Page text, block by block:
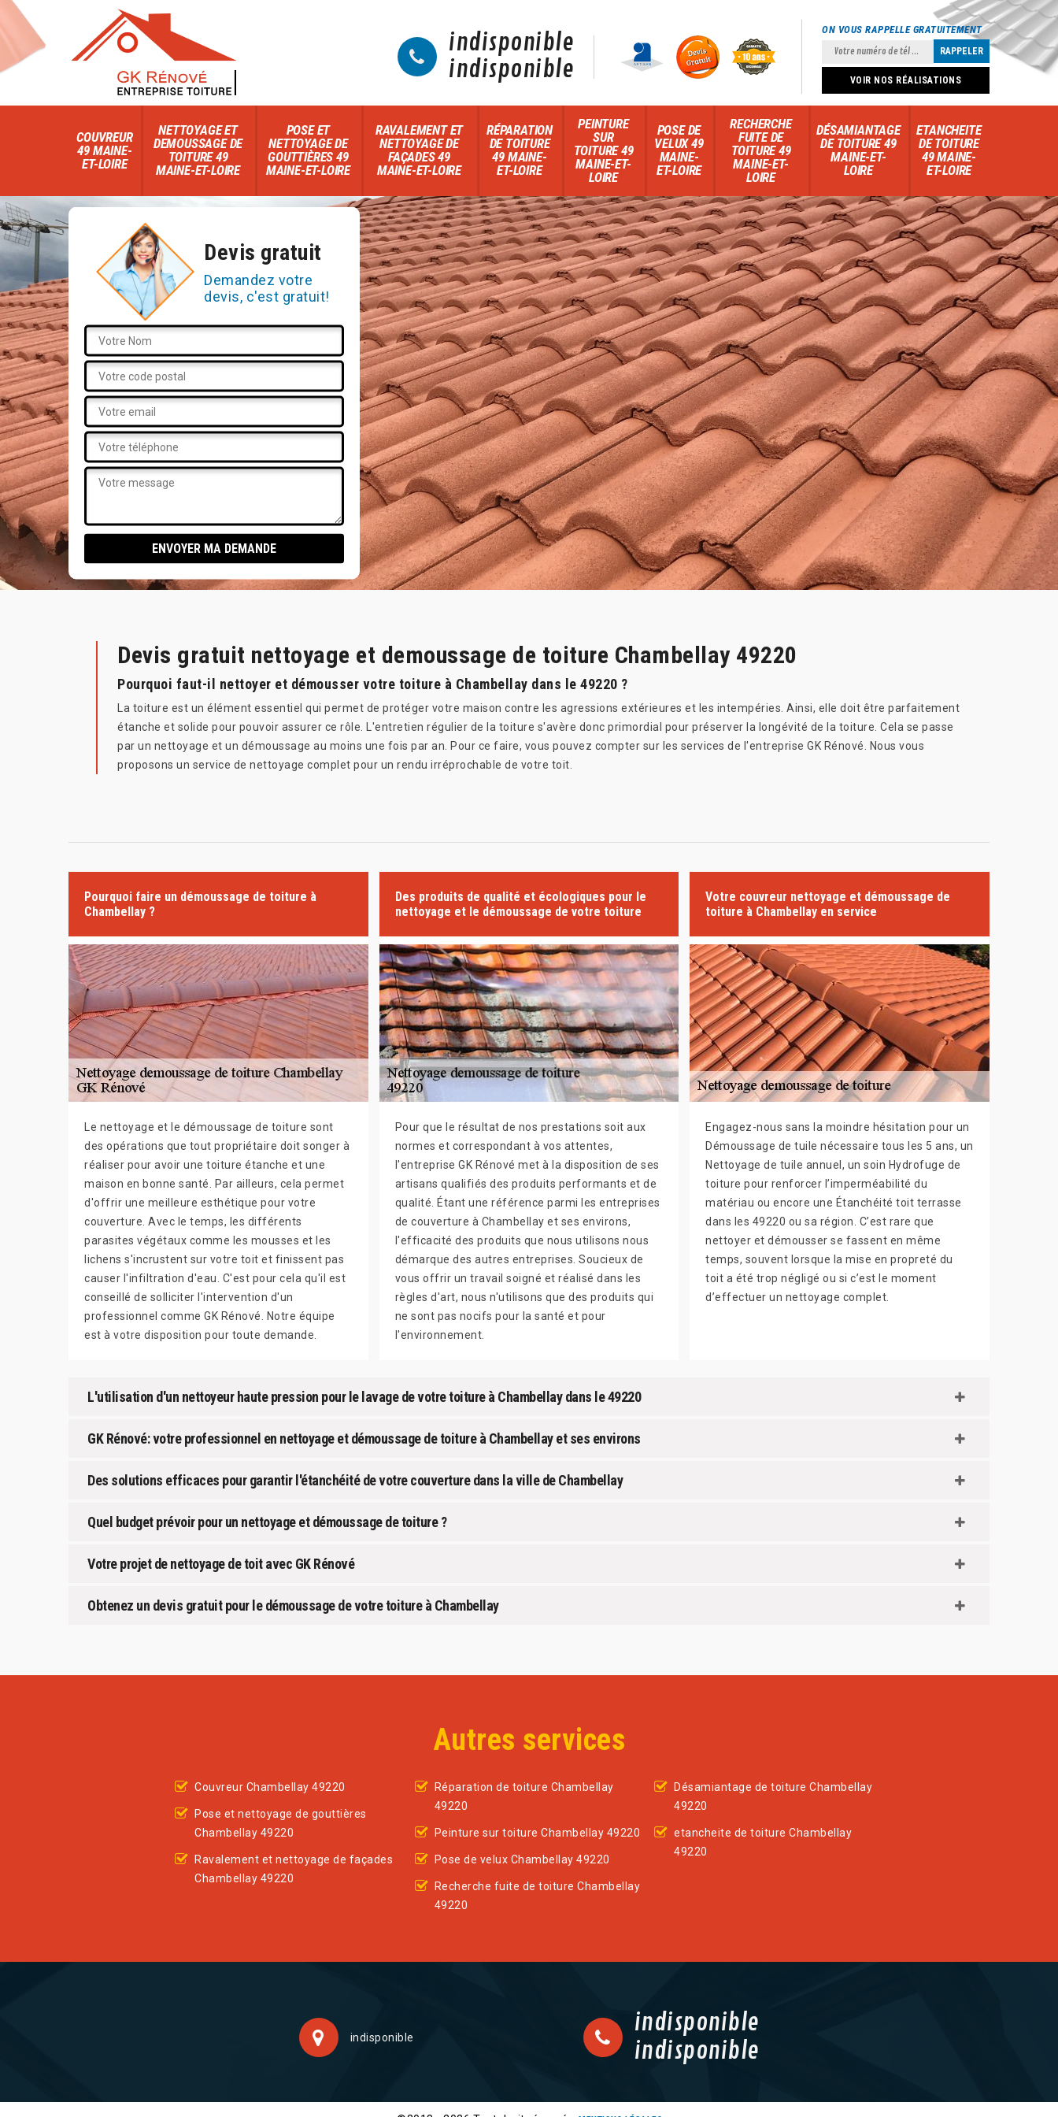
indisponible
indisponible
ON VOUS RAPPELLE GRATUITEMENT
VOIR NOS RÉALISATIONS
COUVREUR
49 MAINE-
ET-LOIRE
NETTOYAGE ET
DEMOUSSAGE DE
TOITURE 49
MAINE-ET-LOIRE
POSE ET
NETTOYAGE DE
GOUTTIÈRES 49
MAINE-ET-LOIRE
RAVALEMENT ET
NETTOYAGE DE
FAÇADES 49
MAINE-ET-LOIRE
RÉPARATION
DE TOITURE
49 MAINE-
ET-LOIRE
PEINTURE
SUR
TOITURE 49
MAINE-ET-
LOIRE
POSE DE
VELUX 49
MAINE-
ET-LOIRE
RECHERCHE
FUITE DE
TOITURE 49
MAINE-ET-
LOIRE
DÉSAMIANTAGE
DE TOITURE 49
MAINE-ET-
LOIRE
ETANCHEITE
DE TOITURE
49 MAINE-
ET-LOIRE
Devis gratuit
Demandez votre
devis, c'est gratuit!
Devis gratuit nettoyage et demoussage de toiture Chambellay 49220
Pourquoi faut-il nettoyer et démousser votre toiture à Chambellay dans le 49220 ?
La toiture est un élément essentiel qui permet de protéger votre maison contre les agressions extérieures et les intempéries. Ainsi, elle doit être parfaitement
étanche et solide pour pouvoir assurer ce rôle. L'entretien régulier de la toiture s'avère donc primordial pour préserver la longévité de la toiture. Cela se passe
par un nettoyage et un démoussage au moins une fois par an. Pour ce faire, vous pouvez compter sur les services de l'entreprise GK Rénové. Nous vous
proposons un service de nettoyage complet pour un rendu irréprochable de votre toit.
Pourquoi faire un démoussage de toiture à
Chambellay ?
Le nettoyage et le démoussage de toiture sont
des opérations que tout propriétaire doit songer à
réaliser pour avoir une toiture étanche et une
maison en bonne santé. Par ailleurs, cela permet
d'offrir une meilleure esthétique pour votre
couverture. Avec le temps, les différents
parasites végétaux comme les mousses et les
lichens s'incrustent sur votre toit et finissent pas
causer l'infiltration d'eau. C'est pour cela qu'il est
conseillé de solliciter l'intervention d'un
professionnel comme GK Rénové. Notre équipe
est à votre disposition pour toute demande.
Des produits de qualité et écologiques pour le
nettoyage et le démoussage de votre toiture
Pour que le résultat de nos prestations soit aux
normes et correspondant à vos attentes,
l'entreprise GK Rénové met à la disposition de ses
artisans qualifiés des produits performants et de
qualité. Étant une référence parmi les entreprises
de couverture à Chambellay et ses environs,
l'efficacité des produits que nous utilisons nous
démarque des autres entreprises. Soucieux de
vous offrir un travail soigné et réalisé dans les
règles d'art, nous n'utilisons que des produits qui
ne sont pas nocifs pour la santé et pour
l'environnement.
Votre couvreur nettoyage et démoussage de
toiture à Chambellay en service
Engagez-nous sans la moindre hésitation pour un
Démoussage de tuile nécessaire tous les 5 ans, un
Nettoyage de tuile annuel, un soin Hydrofuge de
toiture pour renforcer l’imperméabilité du
matériau ou encore une Étanchéité toit terrasse
dans les 49220 ou sa région. C’est rare que
nettoyer et démousser se fassent en même
temps, souvent lorsque la mise en propreté du
toit a été trop négligé ou si c’est le moment
d’effectuer un nettoyage complet.
L'utilisation d'un nettoyeur haute pression pour le lavage de votre toiture à Chambellay dans le 49220
GK Rénové: votre professionnel en nettoyage et démoussage de toiture à Chambellay et ses environs
Des solutions efficaces pour garantir l'étanchéité de votre couverture dans la ville de Chambellay
Quel budget prévoir pour un nettoyage et démoussage de toiture ?
Votre projet de nettoyage de toit avec GK Rénové
Obtenez un devis gratuit pour le démoussage de votre toiture à Chambellay
Autres services
Couvreur Chambellay 49220
Pose et nettoyage de gouttières
Chambellay 49220
Ravalement et nettoyage de façades
Chambellay 49220
Réparation de toiture Chambellay
49220
Peinture sur toiture Chambellay 49220
Pose de velux Chambellay 49220
Recherche fuite de toiture Chambellay
49220
Désamiantage de toiture Chambellay
49220
etancheite de toiture Chambellay
49220
indisponible
indisponible
indisponible